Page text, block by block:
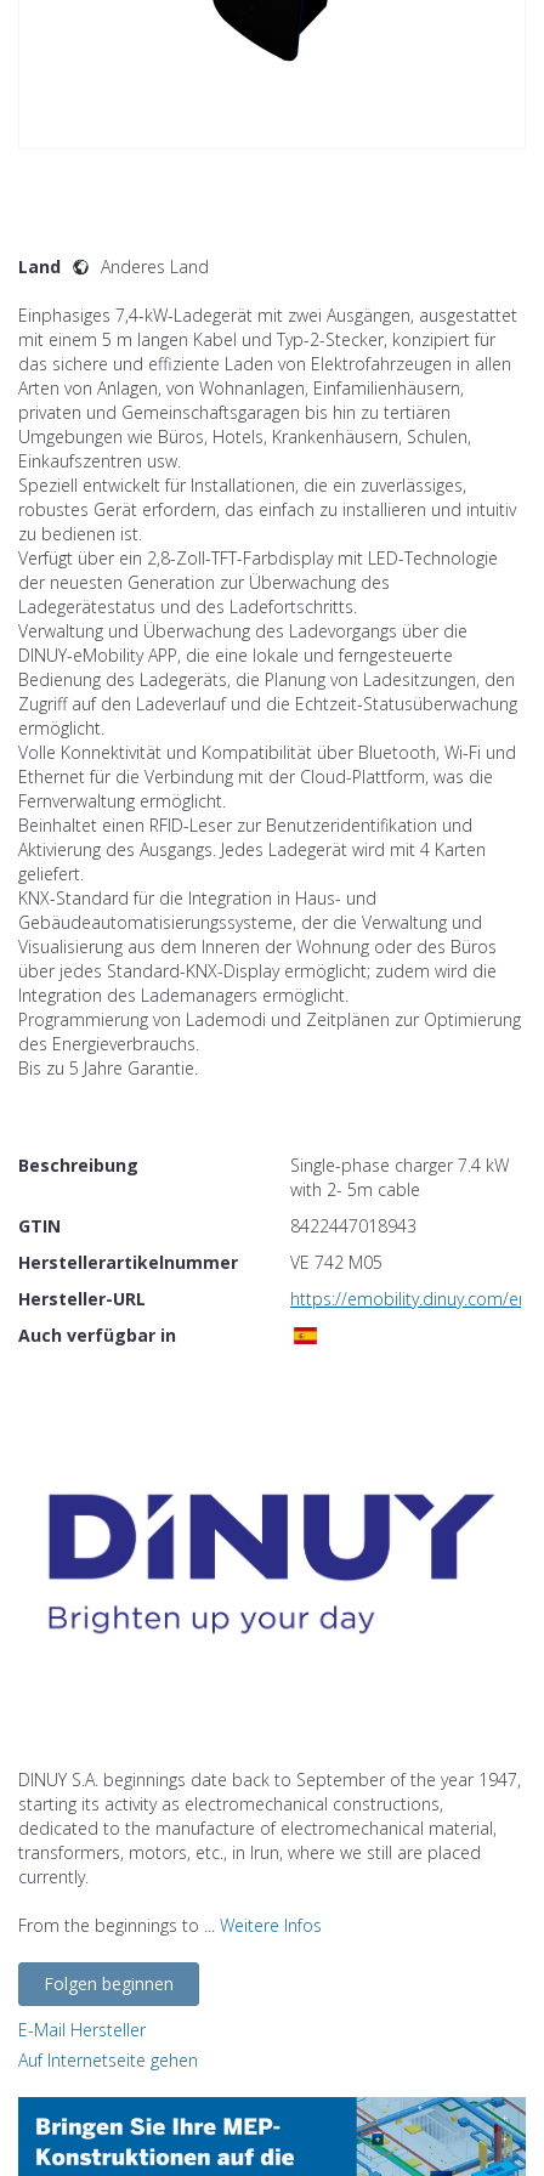
Land Anderes Land
Einphasiges 7,4-kW-Ladegerät mit zwei Ausgängen, ausgestattet
mit einem 5 m langen Kabel und Typ-2-Stecker, konzipiert für
das sichere und effiziente Laden von Elektrofahrzeugen in allen
Arten von Anlagen, von Wohnanlagen, Einfamilienhäusern,
privaten und Gemeinschaftsgaragen bis hin zu tertiären
Umgebungen wie Büros, Hotels, Krankenhäusern, Schulen,
Einkaufszentren usw.
Speziell entwickelt für Installationen, die ein zuverlässiges,
robustes Gerät erfordern, das einfach zu installieren und intuitiv
zu bedienen ist.
Verfügt über ein 2,8-Zoll-TFT-Farbdisplay mit LED-Technologie
der neuesten Generation zur Überwachung des
Ladegerätestatus und des Ladefortschritts.
Verwaltung und Überwachung des Ladevorgangs über die
DINUY-eMobility APP, die eine lokale und ferngesteuerte
Bedienung des Ladegeräts, die Planung von Ladesitzungen, den
Zugriff auf den Ladeverlauf und die Echtzeit-Statusüberwachung
ermöglicht.
Volle Konnektivität und Kompatibilität über Bluetooth, Wi-Fi und
Ethernet für die Verbindung mit der Cloud-Plattform, was die
Fernverwaltung ermöglicht.
Beinhaltet einen RFID-Leser zur Benutzeridentifikation und
Aktivierung des Ausgangs. Jedes Ladegerät wird mit 4 Karten
geliefert.
KNX-Standard für die Integration in Haus- und
Gebäudeautomatisierungssysteme, der die Verwaltung und
Visualisierung aus dem Inneren der Wohnung oder des Büros
über jedes Standard-KNX-Display ermöglicht; zudem wird die
Integration des Lademanagers ermöglicht.
Programmierung von Lademodi und Zeitplänen zur Optimierung
des Energieverbrauchs.
Bis zu 5 Jahre Garantie.
Beschreibung
Single-phase charger 7.4 kW
with 2- 5m cable
GTIN
8422447018943
Herstellerartikelnummer
VE 742 M05
Hersteller-URL
https://emobility.dinuy.com/en/
Auch verfügbar in
DINUY S.A. beginnings date back to September of the year 1947,
starting its activity as electromechanical constructions,
dedicated to the manufacture of electromechanical material,
transformers, motors, etc., in Irun, where we still are placed
currently.
From the beginnings to ... Weitere Infos
Folgen beginnen
E-Mail Hersteller
Auf Internetseite gehen